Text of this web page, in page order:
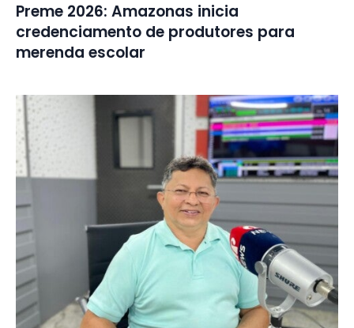
Preme 2026: Amazonas inicia
credenciamento de produtores para
merenda escolar